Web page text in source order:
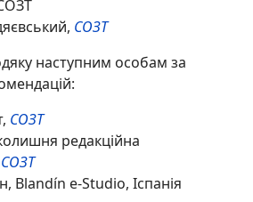
СОЗТ
наступним особам за
СОЗТ
редакційна
СОЗТ
Blandín e-Studio, Іспанія